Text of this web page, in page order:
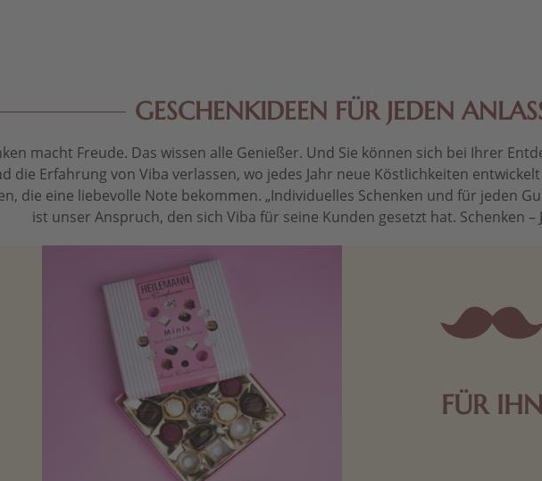
GESCHENKIDEEN FÜR JEDEN
macht Freude. Das wissen alle Genießer. Und Sie können sich bei Ihrer
die Erfahrung von Viba verlassen, wo jedes Jahr neue Köstlichkeiten
die eine liebevolle Note bekommen. „Individuelles Schenken und für jeden
ist unser Anspruch, den sich Viba für seine Kunden gesetzt hat. Schenken –
FÜR IHN